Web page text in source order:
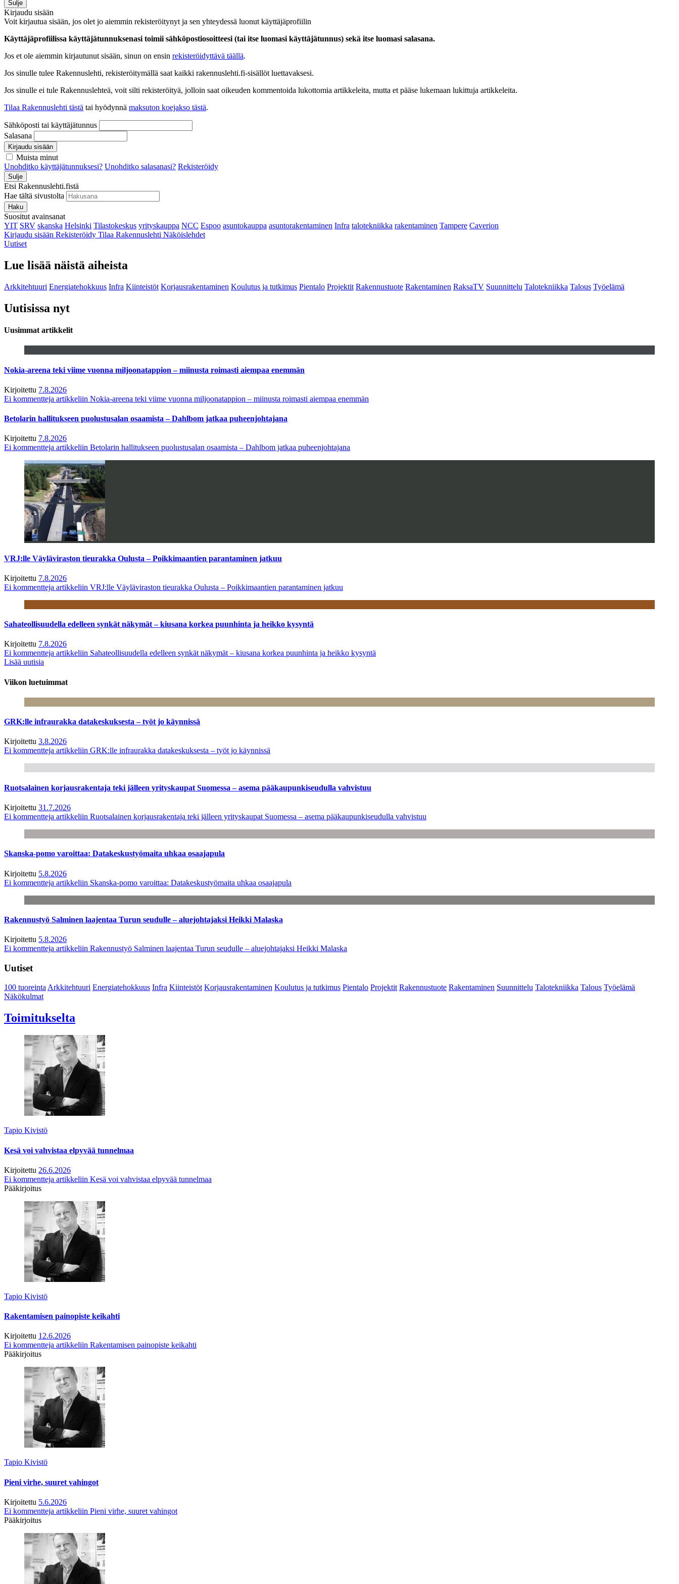
Sulje
Kirjaudu sisään
Voit kirjautua sisään, jos olet jo aiemmin rekisteröitynyt ja sen yhteydessä luonut käyttäjäprofiilin
Käyttäjäprofiilissa käyttäjätunnuksenasi toimii sähköpostiosoitteesi (tai itse luomasi käyttäjätunnus) sekä itse luomasi salasana.
Jos et ole aiemmin kirjautunut sisään, sinun on ensin rekisteröidyttävä täällä.
Jos sinulle tulee Rakennuslehti, rekisteröitymällä saat kaikki rakennuslehti.fi-sisällöt luettavaksesi.
Jos sinulle ei tule Rakennuslehteä, voit silti rekisteröityä, jolloin saat oikeuden kommentoida lukottomia artikkeleita, mutta et pääse lukemaan lukittuja artikkeleita.
Tilaa Rakennuslehti tästä tai hyödynnä maksuton koejakso tästä.
Sähköposti tai käyttäjätunnus
Salasana
Kirjaudu sisään
Muista minut
Unohditko käyttäjätunnuksesi? Unohditko salasanasi? Rekisteröidy
Sulje
Etsi Rakennuslehti.fistä
Hae tältä sivustolta
Haku
Suositut avainsanat
YIT SRV skanska Helsinki Tilastokeskus yrityskauppa NCC Espoo asuntokauppa asuntorakentaminen Infra talotekniikka rakentaminen Tampere Caverion
Kirjaudu sisään Rekisteröidy Tilaa Rakennuslehti Näköislehdet
Uutiset
Lue lisää näistä aiheista
Arkkitehtuuri Energiatehokkuus Infra Kiinteistöt Korjausrakentaminen Koulutus ja tutkimus Pientalo Projektit Rakennustuote Rakentaminen RaksaTV Suunnittelu Talotekniikka Talous Työelämä
Uutisissa nyt
Uusimmat artikkelit
Nokia-areena teki viime vuonna miljoonatappion – miinusta roimasti aiempaa enemmän
Kirjoitettu 7.8.2026
Ei kommentteja artikkeliin Nokia-areena teki viime vuonna miljoonatappion – miinusta roimasti aiempaa enemmän
Betolarin hallitukseen puolustusalan osaamista – Dahlbom jatkaa puheenjohtajana
Kirjoitettu 7.8.2026
Ei kommentteja artikkeliin Betolarin hallitukseen puolustusalan osaamista – Dahlbom jatkaa puheenjohtajana
VRJ:lle Väyläviraston tieurakka Oulusta – Poikkimaantien parantaminen jatkuu
Kirjoitettu 7.8.2026
Ei kommentteja artikkeliin VRJ:lle Väyläviraston tieurakka Oulusta – Poikkimaantien parantaminen jatkuu
Sahateollisuudella edelleen synkät näkymät – kiusana korkea puunhinta ja heikko kysyntä
Kirjoitettu 7.8.2026
Ei kommentteja artikkeliin Sahateollisuudella edelleen synkät näkymät – kiusana korkea puunhinta ja heikko kysyntä
Lisää uutisia
Viikon luetuimmat
GRK:lle infraurakka datakeskuksesta – työt jo käynnissä
Kirjoitettu 3.8.2026
Ei kommentteja artikkeliin GRK:lle infraurakka datakeskuksesta – työt jo käynnissä
Ruotsalainen korjausrakentaja teki jälleen yrityskaupat Suomessa – asema pääkaupunkiseudulla vahvistuu
Kirjoitettu 31.7.2026
Ei kommentteja artikkeliin Ruotsalainen korjausrakentaja teki jälleen yrityskaupat Suomessa – asema pääkaupunkiseudulla vahvistuu
Skanska-pomo varoittaa: Datakeskustyömaita uhkaa osaajapula
Kirjoitettu 5.8.2026
Ei kommentteja artikkeliin Skanska-pomo varoittaa: Datakeskustyömaita uhkaa osaajapula
Rakennustyö Salminen laajentaa Turun seudulle – aluejohtajaksi Heikki Malaska
Kirjoitettu 5.8.2026
Ei kommentteja artikkeliin Rakennustyö Salminen laajentaa Turun seudulle – aluejohtajaksi Heikki Malaska
Uutiset
100 tuoreintaArkkitehtuuri Energiatehokkuus Infra Kiinteistöt Korjausrakentaminen Koulutus ja tutkimus Pientalo Projektit Rakennustuote Rakentaminen Suunnittelu Talotekniikka Talous Työelämä
Näkökulmat
Toimitukselta
Tapio Kivistö
Kesä voi vahvistaa elpyvää tunnelmaa
Kirjoitettu 26.6.2026
Ei kommentteja artikkeliin Kesä voi vahvistaa elpyvää tunnelmaa
Pääkirjoitus
Tapio Kivistö
Rakentamisen painopiste keikahti
Kirjoitettu 12.6.2026
Ei kommentteja artikkeliin Rakentamisen painopiste keikahti
Pääkirjoitus
Tapio Kivistö
Pieni virhe, suuret vahingot
Kirjoitettu 5.6.2026
Ei kommentteja artikkeliin Pieni virhe, suuret vahingot
Pääkirjoitus